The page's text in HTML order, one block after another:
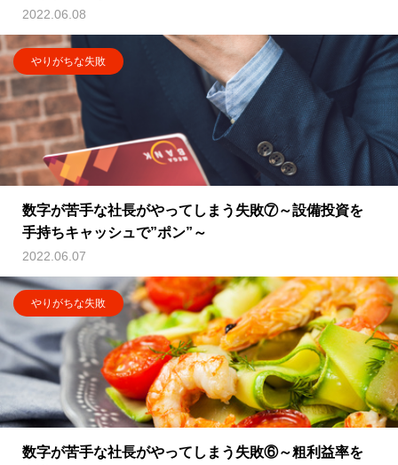
2022.06.08
やりがちな失敗
数字が苦手な社長がやってしまう失敗⑦～設備投資を
手持ちキャッシュで”ポン”～
2022.06.07
やりがちな失敗
数字が苦手な社長がやってしまう失敗⑥～粗利益率を